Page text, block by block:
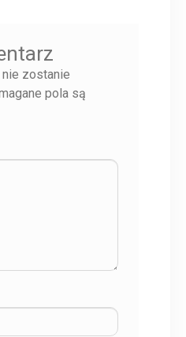
zostanie
pola są